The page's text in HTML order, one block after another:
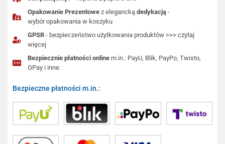
Opakowanie Prezentowe z eleganckądedykacją -
wybór opakowania w koszyku
GPSR - bezpieczeństwo użytkowania produktów >>> czytaj
więcej
Bezpiecznie płatności online m.in.: PayU, Blik, PayPo, Twisto,
GPay i inne.
Bezpieczne płatności m.in.: